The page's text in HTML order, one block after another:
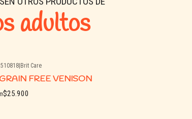
adultos
| Brit Care
FREE VENISON
$25.900